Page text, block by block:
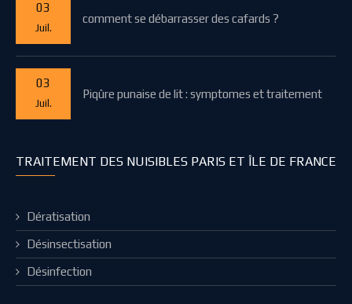
03
Juil.
comment se débarrasser des cafards ?
03
Juil.
Piqûre punaise de lit : symptomes et traitement
TRAITEMENT DES NUISIBLES PARIS ET ÎLE DE FRANCE
Dératisation
Désinsectisation
Désinfection